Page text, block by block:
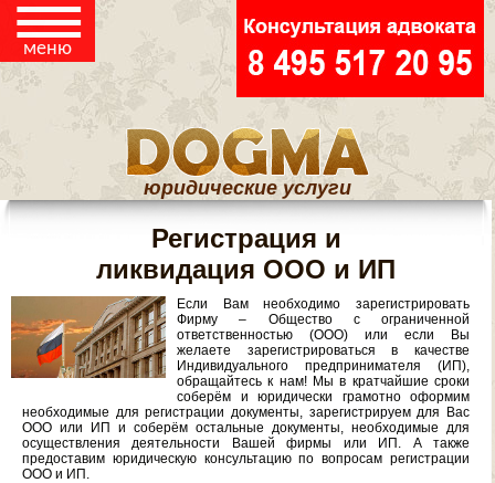
ОПЕКУНСТВО И
ПОПЕЧИТЕЛЬСТВО
ЧИНЕНИЕ ПРЕПЯТСТВИЙ
В ОБЩЕНИИ С РЕБЕНКОМ
НАСЛЕДСТВО
ЖИЛИЩНЫЕ
СПОРЫ
ЮРИДИЧЕСКАЯ
ПОМОЩЬ
ПОТРЕБИТЕЛЯМ
☰
меню
юридические услуги
Регистрация и
ликвидация ООО и ИП
Если Вам необходимо зарегистрировать
Фирму – Общество с ограниченной
ответственностью (ООО) или если Вы
желаете зарегистрироваться в качестве
Индивидуального предпринимателя (ИП),
обращайтесь к нам! Мы в кратчайшие сроки
соберём и юридически грамотно оформим
необходимые для регистрации документы, зарегистрируем для Вас
ООО или ИП и соберём остальные документы, необходимые для
осуществления деятельности Вашей фирмы или ИП. А также
предоставим юридическую консультацию по вопросам регистрации
ООО и ИП.